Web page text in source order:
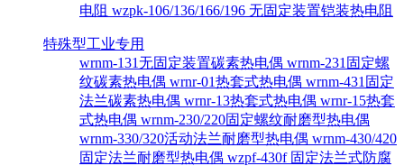
电阻 wzpk-106/136/166/196 无固定装置铠装热电阻
特殊型工业专用
wrnm-131无固定装置碳素热电偶 wrnm-231固定螺
纹碳素热电偶 wrnr-01热套式热电偶 wrnm-431固定
法兰碳素热电偶 wrnr-13热套式热电偶 wrnr-15热套
式热电偶 wrnm-230/220固定螺纹耐磨型热电偶
wrnm-330/320活动法兰耐磨型热电偶 wrnm-430/420
固定法兰耐磨型热电偶 wzpf-430f 固定法兰式防腐